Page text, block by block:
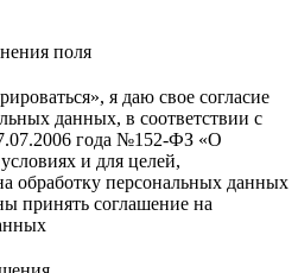
поля
я даю свое согласие
данных, в соответствии с
года №152-ФЗ «О
и для целей,
обработку персональных данных
принять соглашение на